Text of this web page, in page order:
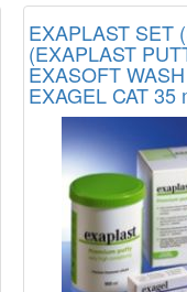
EXAPLAST SET
(EXAPLAST
EXASOFT
EXAGEL CAT 35